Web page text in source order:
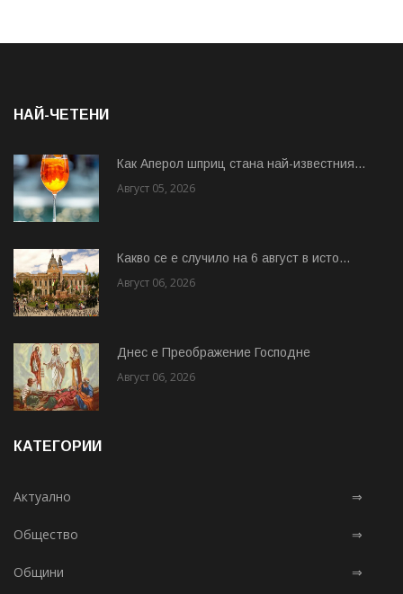
НАЙ-ЧЕТЕНИ
Как Аперол шприц стана най-известния...
Август 05, 2026
Какво се е случило на 6 август в исто...
Август 06, 2026
Днес е Преображение Господне
Август 06, 2026
КАТЕГОРИИ
Актуално ⇒
Общество ⇒
Общини ⇒